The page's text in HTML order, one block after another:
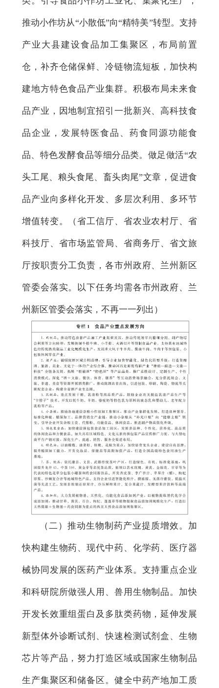
推动小作坊从“小散低”向“精特美”转型。支持
产业大县建设食品加工集聚区，布局前置
仓，补齐仓储保鲜、冷链物流短板，加快构
建地方特色食品产业集群。积极布局未来食
品产业，因地制宜招引一批新兴、高科技食
品企业，发展特医食品、药食同源功能食
品、特色发酵食品等细分品类。做足做活“农
头工尾、粮头食尾、畜头肉尾”文章，促进食
品产业向多样化开发、多层次利用、多环节
增值转变。（省工信厅、省农业农村厅、省
科技厅、省市场监管局、省商务厅、省文旅
厅按职责分工负责，各市州政府、兰州新区
管委会落实。以下任务均需各市州政府、兰
州新区管委会落实，不再一一列出）
（二）推动生物制药产业提质增效。 加
快构建生物药、现代中药、化学药、医疗器
械协同发展的医药产业体系。支持重点企业
和科研院所做强人用、兽用生物制品。加快
开发长效重组蛋白及多肽类药物，延伸发展
新型体外诊断试剂、快速检测试剂盒、生物
芯片等产品，努力打造区域或国家生物制品
生产集聚区和储备区。健全中药产地加工质